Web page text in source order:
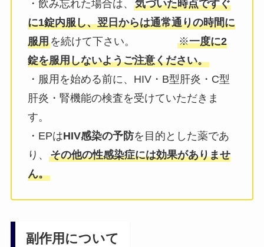
・飲み忘れた場合は、 気づいた時点ですぐ
に1錠内服し、翌日からは通常通りの時間に
服用を続けて下さい。 ※一度に2
錠を服用しないようご注意ください。
・服用を始める前に、HIV・B型肝炎・C型
肝炎・腎機能の検査を受けていただきま
す。
・EPはHIV感染の予防を目的とした薬であ
り、 その他の性感染症には効果がありませ
ん。
副作用について